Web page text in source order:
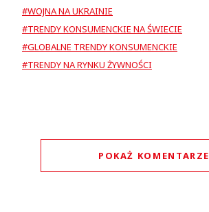
#WOJNA NA UKRAINIE
#TRENDY KONSUMENCKIE NA ŚWIECIE
#GLOBALNE TRENDY KONSUMENCKIE
#TRENDY NA RYNKU ŻYWNOŚCI
POKAŻ KOMENTARZE